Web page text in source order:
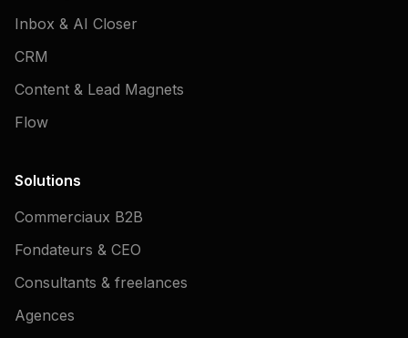
Inbox & AI Closer
CRM
Content & Lead Magnets
Flow
Solutions
Commerciaux B2B
Fondateurs & CEO
Consultants & freelances
Agences